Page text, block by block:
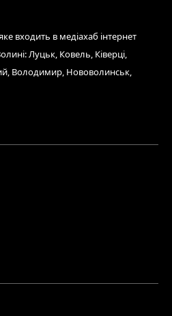
входить в медіахаб інтернет
Луцьк, Ковель, Ківерці,
Володимир, Нововолинськ,